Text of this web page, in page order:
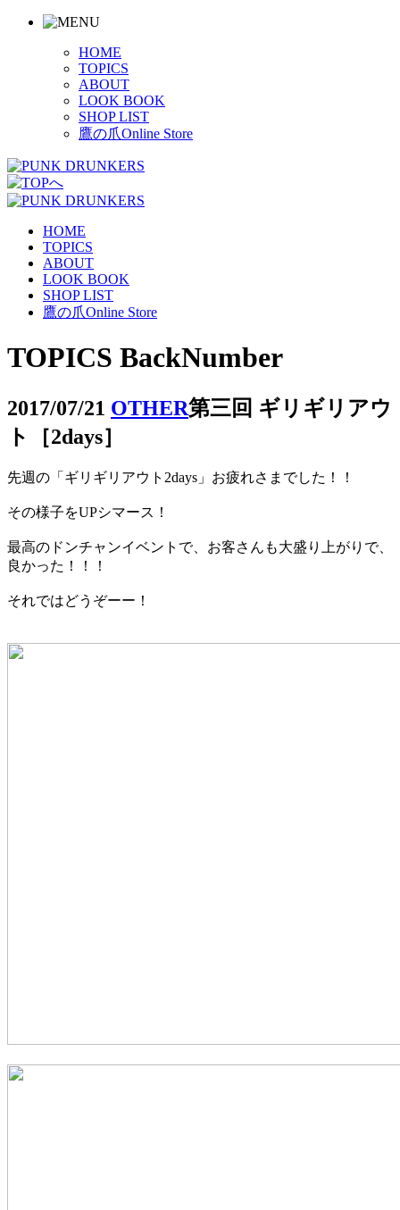
HOME
TOPICS
ABOUT
LOOK BOOK
SHOP LIST
鷹の爪Online Store
HOME
TOPICS
ABOUT
LOOK BOOK
SHOP LIST
鷹の爪Online Store
TOPICS BackNumber
2017/07/21 OTHER第三回 ギリギリアウ
ト［2days］
先週の「ギリギリアウト2days」お疲れさまでした！！
その様子をUPシマース！
最高のドンチャンイベントで、お客さんも大盛り上がりで、
良かった！！！
それではどうぞーー！